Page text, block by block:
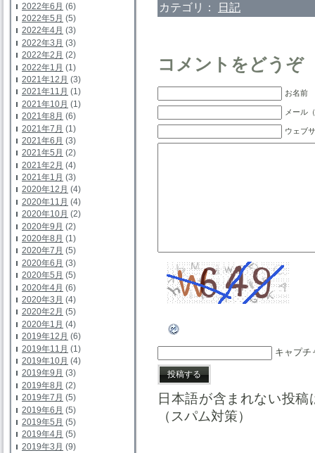
2022年6月 (6)
2022年5月 (5)
2022年4月 (3)
2022年3月 (3)
2022年2月 (2)
2022年1月 (1)
2021年12月 (3)
2021年11月 (1)
2021年10月 (1)
2021年8月 (6)
2021年7月 (1)
2021年6月 (3)
2021年5月 (2)
2021年2月 (4)
2021年1月 (3)
2020年12月 (4)
2020年11月 (4)
2020年10月 (2)
2020年9月 (2)
2020年8月 (1)
2020年7月 (5)
2020年6月 (3)
2020年5月 (5)
2020年4月 (6)
2020年3月 (4)
2020年2月 (5)
2020年1月 (4)
2019年12月 (6)
2019年11月 (1)
2019年10月 (4)
2019年9月 (3)
2019年8月 (2)
2019年7月 (5)
2019年6月 (5)
2019年5月 (5)
2019年4月 (5)
2019年3月 (9)
カテゴリ： 日記
コメントをどうぞ
お名前
メール
ウェブ
キャプチ
日本語が含まれない投
（スパム対策）